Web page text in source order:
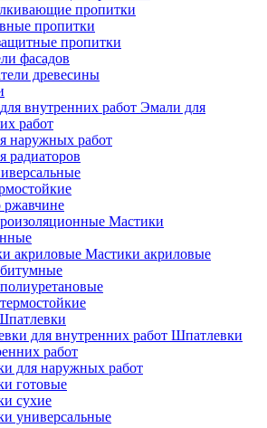
пропитки
пропитки
пропитки
фасадов
древесины
Эмали для
работ
наружных работ
радиаторов
Мастики
Мастики акриловые
Шпатлевки
работ
для наружных работ
готовые
сухие
универсальные